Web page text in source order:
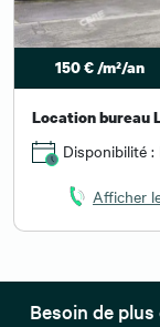
150 € /m²/an
Location bureau
Disponibilité :
Afficher
Besoin de